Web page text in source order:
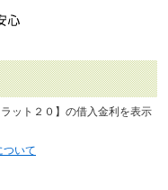
ット２０】の借入金利を表示
ついて